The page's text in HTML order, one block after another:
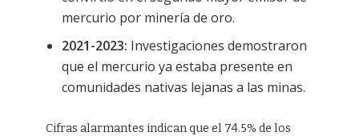
mercurio por minería de oro.
2021-2023: Investigaciones demostraron
que el mercurio ya estaba presente en
comunidades nativas lejanas a las minas.
Cifras alarmantes indican que el 74.5% de los